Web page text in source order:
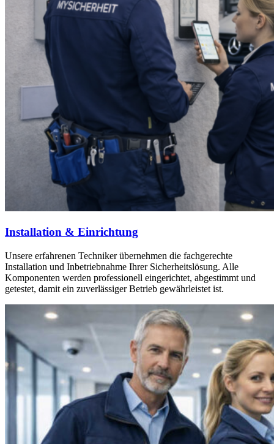
Installation & Einrichtung
Unsere erfahrenen Techniker übernehmen die fachgerechte
Installation und Inbetriebnahme Ihrer Sicherheitslösung. Alle
Komponenten werden professionell eingerichtet, abgestimmt und
getestet, damit ein zuverlässiger Betrieb gewährleistet ist.